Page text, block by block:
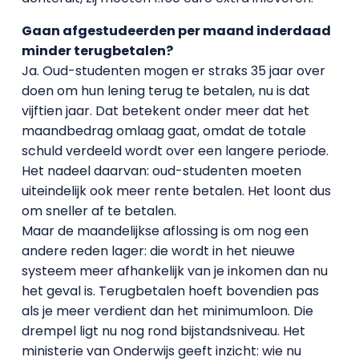
Gaan afgestudeerden per maand inderdaad
minder terugbetalen?
Ja. Oud-studenten mogen er straks 35 jaar over
doen om hun lening terug te betalen, nu is dat
vijftien jaar. Dat betekent onder meer dat het
maandbedrag omlaag gaat, omdat de totale
schuld verdeeld wordt over een langere periode.
Het nadeel daarvan: oud-studenten moeten
uiteindelijk ook meer rente betalen. Het loont dus
om sneller af te betalen.
Maar de maandelijkse aflossing is om nog een
andere reden lager: die wordt in het nieuwe
systeem meer afhankelijk van je inkomen dan nu
het geval is. Terugbetalen hoeft bovendien pas
als je meer verdient dan het minimumloon. Die
drempel ligt nu nog rond bijstandsniveau. Het
ministerie van Onderwijs geeft inzicht: wie nu